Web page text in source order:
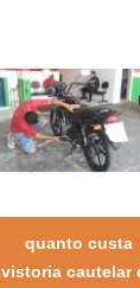
quanto custa
vistoria cautelar